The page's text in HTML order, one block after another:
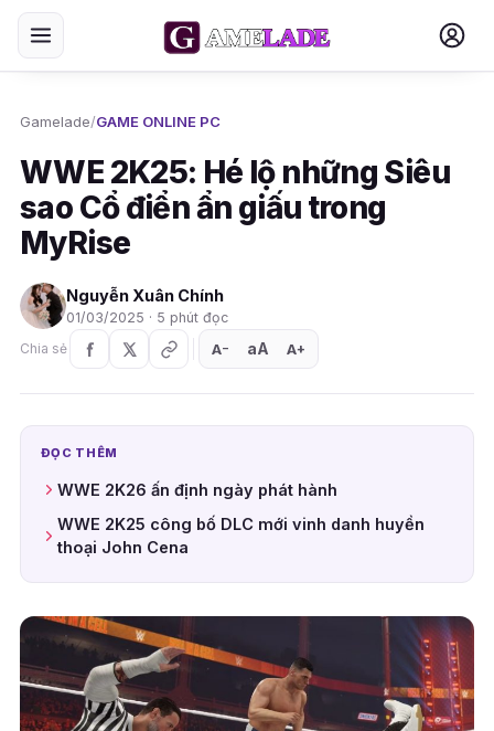
Gamelade/GAME ONLINE PC
WWE 2K25: Hé lộ những Siêu
sao Cổ điển ẩn giấu trong
MyRise
Nguyễn Xuân Chính
01/03/2025 · 5 phút đọc
Chia sẻ
A− aA A+
ĐỌC THÊM
WWE 2K26 ấn định ngày phát hành
WWE 2K25 công bố DLC mới vinh danh huyền
thoại John Cena